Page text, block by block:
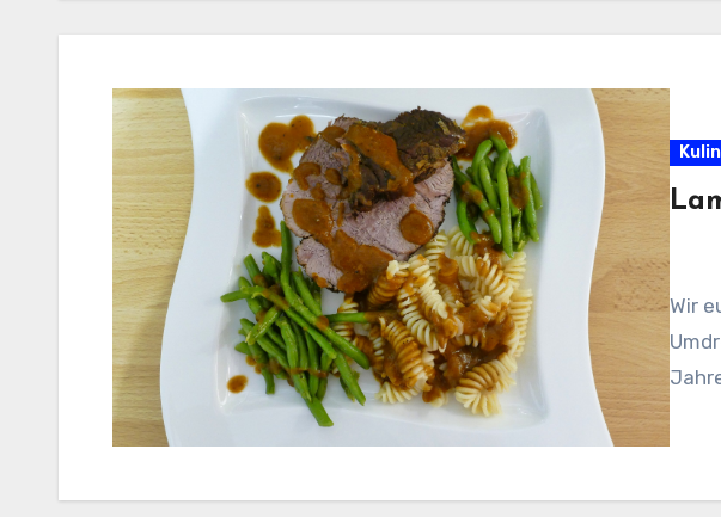
Wir